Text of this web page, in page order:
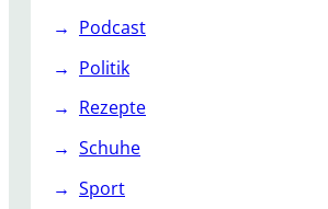
Podcast
Politik
Rezepte
Schuhe
Sport